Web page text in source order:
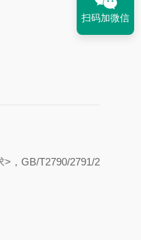
，GB/T2790/2791/2
扫码加微信